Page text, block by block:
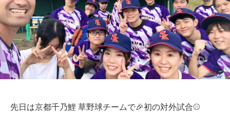
先日は京都千乃鯉 草野球チームで🎉初の対外試合⚾️